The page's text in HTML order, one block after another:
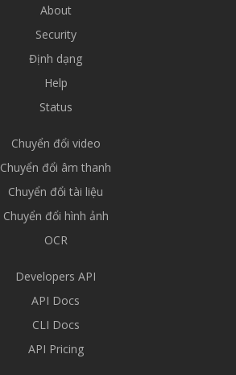
About
Security
Định dạng
Help
Status
Chuyển đổi video
Chuyển đổi âm thanh
Chuyển đổi tài liệu
Chuyển đổi hình ảnh
OCR
Developers API
API Docs
CLI Docs
API Pricing